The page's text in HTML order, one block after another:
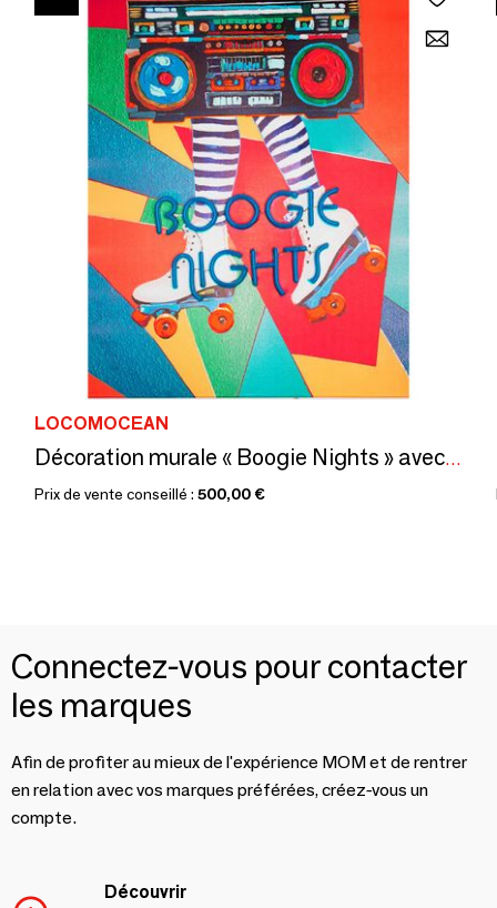
LOCOMOCEAN
Décoration murale « Boogie Nights » avec néon LED - STANDARD
Prix de vente conseillé : 500,00 €
Connectez-vous pour contacter
les marques
Afin de profiter au mieux de l'expérience MOM et de rentrer
en relation avec vos marques préférées, créez-vous un
compte.
Découvrir